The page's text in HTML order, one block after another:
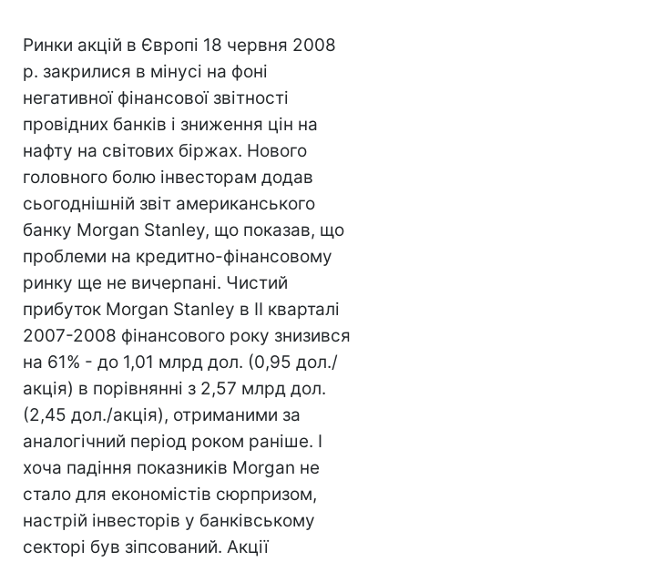
Ринки акцій в Європі 18 червня 2008
р. закрилися в мінусі на фоні
негативної фінансової звітності
провідних банків і зниження цін на
нафту на світових біржах. Нового
головного болю інвесторам додав
сьогоднішній звіт американського
банку Morgan Stanley, що показав, що
проблеми на кредитно-фінансовому
ринку ще не вичерпані. Чистий
прибуток Morgan Stanley в II кварталі
2007-2008 фінансового року знизився
на 61% - до 1,01 млрд дол. (0,95 дол./
акція) в порівнянні з 2,57 млрд дол.
(2,45 дол./акція), отриманими за
аналогічний період роком раніше. І
хоча падіння показників Morgan не
стало для економістів сюрпризом,
настрій інвесторів у банківському
секторі був зіпсований. Акції